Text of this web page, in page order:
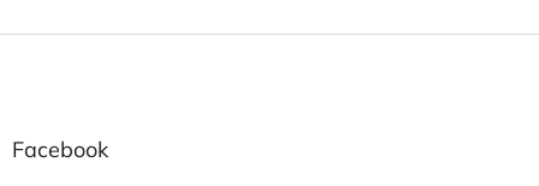
Z
Facebook